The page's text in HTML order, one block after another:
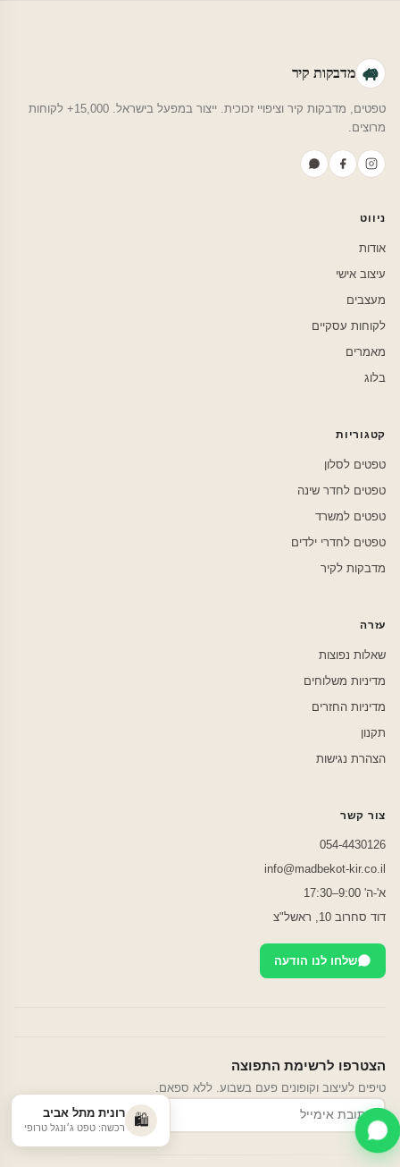
מדבקות קיר
טפטים, מדבקות קיר וציפויי זכוכית. ייצור במפעל בישראל. 15,000+ לקוחות
מרוצים.
ניווט
אודות
עיצוב אישי
מעצבים
לקוחות עסקיים
מאמרים
בלוג
קטגוריות
טפטים לסלון
טפטים לחדר שינה
טפטים למשרד
טפטים לחדרי ילדים
מדבקות לקיר
עזרה
שאלות נפוצות
מדיניות משלוחים
מדיניות החזרים
תקנון
הצהרת נגישות
צור קשר
054-4430126
info@madbekot-kir.co.il
א'-ה' 9:00–17:30
דוד סחרוב 10, ראשל"צ
שלחו לנו הודעה
הצטרפו לרשימת התפוצה
טיפים לעיצוב וקופונים פעם בשבוע. ללא ספאם.
הרשמה 🛍️ רונית מתל אביב
רכשה: טפט ג׳ונגל טרופי